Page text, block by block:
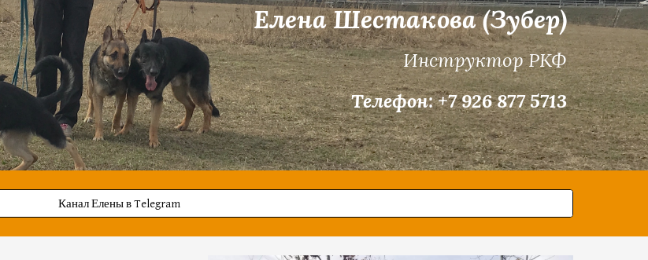
Елена Шестакова (Зубер)
Инструктор РКФ
Телефон: +7 926 877 5713
Канал Елены в Telegram